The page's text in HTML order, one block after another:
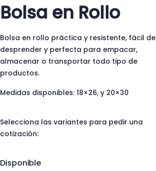
Bolsa en Rollo
Bolsa en rollo práctica y resistente, fácil de
desprender y perfecta para empacar,
almacenar o transportar todo tipo de
productos.
Medidas disponibles: 18×26, y 20×30
Selecciona las variantes para pedir una
cotización:
Disponible